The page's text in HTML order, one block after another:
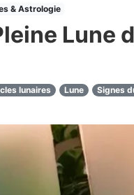
& Astrologie
Lune
lunaires Lune Signes